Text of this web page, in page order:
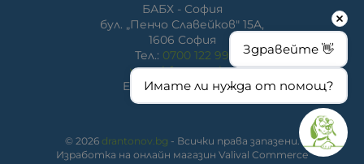
БАБХ - София
бул. „Пенчо Славейков" 15A,
1606 София
Тел.: 0700 122 99
www.bfsa.egov.bg
E-mail:bfsa@bfsa.bg
© 2026 drantonov.bg - Всички права запазени.
Изработка на онлайн магазин Valival Commerce
Здравейте 👋
Имате ли нужда от помощ?